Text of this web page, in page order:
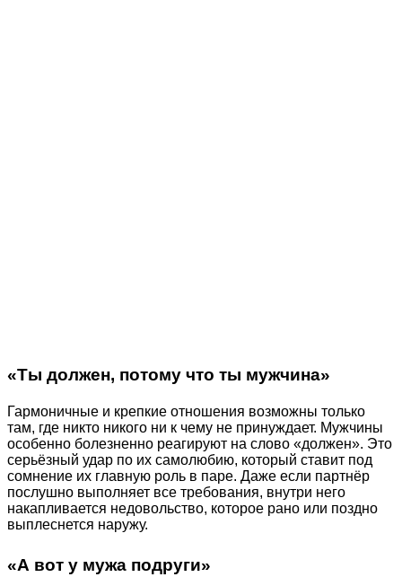
«Ты должен, потому что ты мужчина»
Гармоничные и крепкие отношения возможны только
там, где никто никого ни к чему не принуждает. Мужчины
особенно болезненно реагируют на слово «должен». Это
серьёзный удар по их самолюбию, который ставит под
сомнение их главную роль в паре. Даже если партнёр
послушно выполняет все требования, внутри него
накапливается недовольство, которое рано или поздно
выплеснется наружу.
«А вот у мужа подруги»